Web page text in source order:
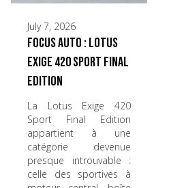
July 7, 2026
Focus Auto : Lotus
Exige 420 Sport Final
Edition
La Lotus Exige 420
Sport Final Edition
appartient à une
catégorie devenue
presque introuvable :
celle des sportives à